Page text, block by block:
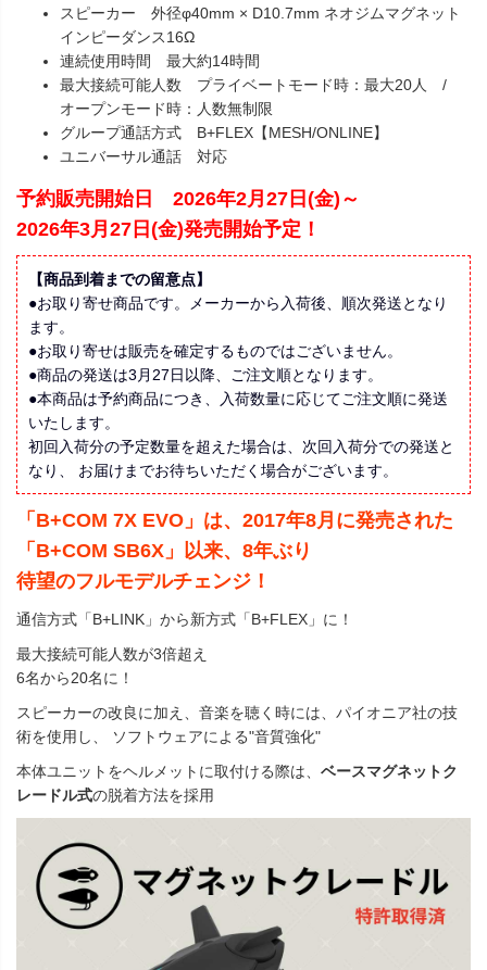
スピーカー 外径φ40mm × D10.7mm ネオジムマグネット
インピーダンス16Ω
連続使用時間 最大約14時間
最大接続可能人数 プライベートモード時：最大20人 /
オープンモード時：人数無制限
グループ通話方式 B+FLEX【MESH/ONLINE】
ユニバーサル通話 対応
予約販売開始日 2026年2月27日(金)～
2026年3月27日(金)発売開始予定！
【商品到着までの留意点】
●お取り寄せ商品です。メーカーから入荷後、順次発送となり
ます。
●お取り寄せは販売を確定するものではございません。
●商品の発送は3月27日以降、ご注文順となります。
●本商品は予約商品につき、入荷数量に応じてご注文順に発送
いたします。
初回入荷分の予定数量を超えた場合は、次回入荷分での発送と
なり、 お届けまでお待ちいただく場合がございます。
「B+COM 7X EVO」は、2017年8月に発売された
「B+COM SB6X」以来、8年ぶり
待望のフルモデルチェンジ！
通信方式「B+LINK」から新方式「B+FLEX」に！
最大接続可能人数が3倍超え
6名から20名に！
スピーカーの改良に加え、音楽を聴く時には、パイオニア社の技
術を使用し、 ソフトウェアによる"音質強化"
本体ユニットをヘルメットに取付ける際は、 ベースマグネットク
レードル式の脱着方法を採用